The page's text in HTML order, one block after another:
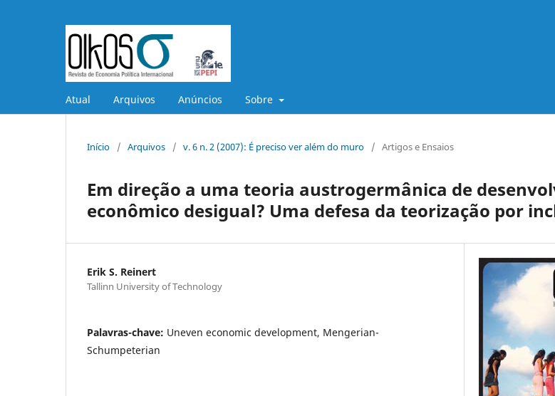
Atual Arquivos Anúncios Sobre
Início / Arquivos / v. 6 n. 2 (2007): É preciso ver além do muro / Artigos e Ensaios
Em direção a uma teoria austrogermânica de
econômico desigual? Uma defesa da teorização por
Erik S. Reinert
Tallinn University of Technology
Palavras-chave: Uneven economic development, Mengerian-
Schumpeterian